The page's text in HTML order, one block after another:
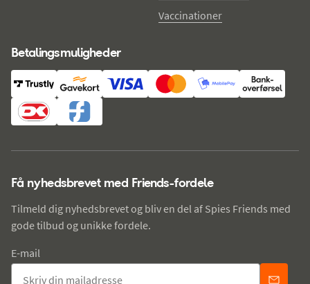
Vaccinationer
Betalingsmuligheder
Få nyhedsbrevet med Friends-fordele
Tilmeld dig nyhedsbrevet og bliv en del af Spies Friends med
gode tilbud og unikke fordele.
E-mail